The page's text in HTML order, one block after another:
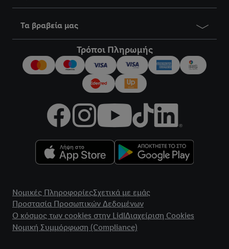
Τα βραβεία μας
Τρόποι Πληρωμής
Νομικές ΠληροφορίεςΣχετικά με εμάς
Προστασία Προσωπικών Δεδομένων
Ο κόσμος των cookies στην LidlΔιαχείριση Cookies
Νομική Συμμόρφωση (Compliance)